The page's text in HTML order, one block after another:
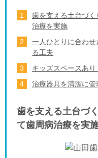
歯を支える土台づ
治療を実施
一人ひとりに合わせ
る工夫
キッズスペースあ
治療器具を清潔に
歯を支える土台づ
て歯周病治療を実